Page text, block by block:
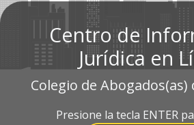
Centro de
Jurídica en
Colegio de Abogados(as)
Presione la tecla ENTER